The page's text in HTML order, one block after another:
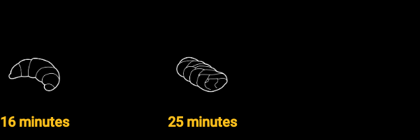
16 minutes 25 minutes